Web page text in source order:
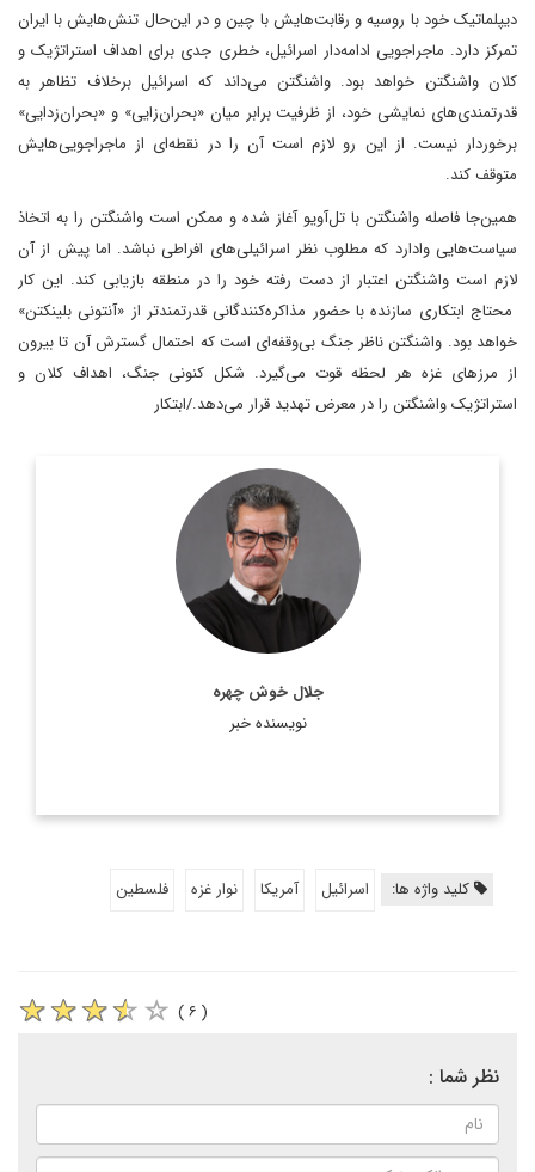
دیپلماتیک خود با روسیه و رقابت‌هایش با چین و در این‌حال تنش‌هایش با ایران
تمرکز دارد. ماجراجویی ادامه‌دار اسرائیل، خطری جدی برای اهداف استراتژیک و
کلان واشنگتن خواهد بود. واشنگتن می‌داند که اسرائیل برخلاف تظاهر به
قدرتمندی‌های نمایشی خود، از ظرفیت برابر میان «بحران‌زایی» و «بحران‌زدایی»
برخوردار نیست. از این رو لازم است آن را در نقطه‌ای از ماجراجویی‌هایش
متوقف کند.
همین‌جا فاصله واشنگتن با تل‌آویو آغاز شده و ممکن است واشنگتن را به اتخاذ
سیاست‌هایی وادارد که مطلوب نظر اسرائیلی‌‌های افراطی نباشد. اما پیش از آن
لازم است واشنگتن اعتبار از دست رفته خود را در منطقه بازیابی کند. این کار
محتاج ابتکاری سازنده با حضور مذاکره‌کنندگانی قدرتمندتر از «آنتونی بلینکتن»
خواهد بود. واشنگتن ناظر جنگ بی‌وقفه‌ای است که احتمال گسترش آن تا بیرون
از مرزهای غزه هر لحظه قوت می‌گیرد. شکل کنونی جنگ، اهداف کلان و
استراتژیک واشنگتن را در معرض تهدید قرار می‌دهد./ابتکار
جلال خوش چهره
نویسنده خبر
روزنامه‌نگار و تحلیلگر مسائل بین‌الملل
اطلاعات بیشتر
کلید واژه ها: اسرائیل آمریکا نوار غزه فلسطین
( ۶ )
نظر شما :